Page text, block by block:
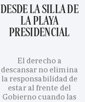
DESDE LA SILLA DE
LA PLAYA
PRESIDENCIAL
El derecho a
descansar no elimina
la responsabilidad de
estar al frente del
Gobierno cuando las